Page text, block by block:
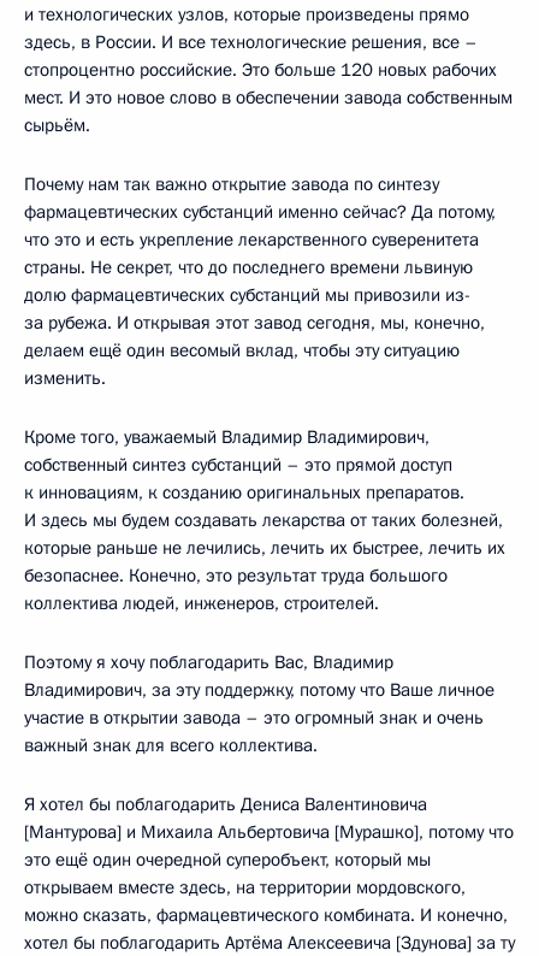
и технологических узлов, которые произведены прямо
здесь, в России. И все технологические решения, все –
стопроцентно российские. Это больше 120 новых рабочих
мест. И это новое слово в обеспечении завода собственным
сырьём.
Почему нам так важно открытие завода по синтезу
фармацевтических субстанций именно сейчас? Да потому,
что это и есть укрепление лекарственного суверенитета
страны. Не секрет, что до последнего времени львиную
долю фармацевтических субстанций мы привозили из-
за рубежа. И открывая этот завод сегодня, мы, конечно,
делаем ещё один весомый вклад, чтобы эту ситуацию
изменить.
Кроме того, уважаемый Владимир Владимирович,
собственный синтез субстанций – это прямой доступ
к инновациям, к созданию оригинальных препаратов.
И здесь мы будем создавать лекарства от таких болезней,
которые раньше не лечились, лечить их быстрее, лечить их
безопаснее. Конечно, это результат труда большого
коллектива людей, инженеров, строителей.
Поэтому я хочу поблагодарить Вас, Владимир
Владимирович, за эту поддержку, потому что Ваше личное
участие в открытии завода – это огромный знак и очень
важный знак для всего коллектива.
Я хотел бы поблагодарить Дениса Валентиновича
[Мантурова] и Михаила Альбертовича [Мурашко], потому что
это ещё один очередной суперобъект, который мы
открываем вместе здесь, на территории мордовского,
можно сказать, фармацевтического комбината. И конечно,
хотел бы поблагодарить Артёма Алексеевича [Здунова] за ту